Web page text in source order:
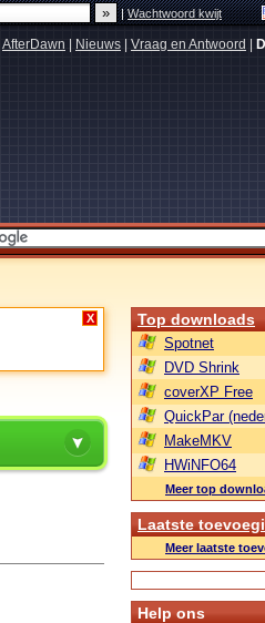
|Wachtwoord kwijt
AfterDawn Nieuws Vraag en Antwoord
X Top downloads
Spotnet
DVD Shrink
coverXP Free
QuickPar
MakeMKV
HWiNFO64
Meer top
Laatste
Meer laatste
Help ons